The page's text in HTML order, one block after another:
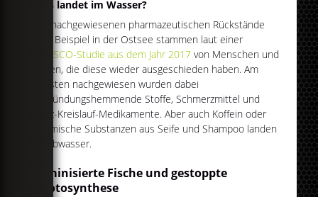
Was landet im Wasser?
Die nachgewiesenen pharmazeutischen Rückstände
zum Beispiel in der Ostsee stammen laut einer
UNESCO-Studie aus dem Jahr 2017 von Menschen und
Tieren, die diese wieder ausgeschieden haben. Am
meisten nachgewiesen wurden dabei
entzündungshemmende Stoffe, Schmerzmittel und
Herz-Kreislauf-Medikamente. Aber auch Koffein oder
chemische Substanzen aus Seife und Shampoo landen
im Abwasser.
Feminisierte Fische und gestoppte
Photosynthese